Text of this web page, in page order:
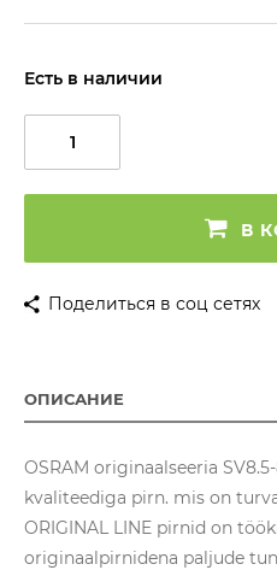
Есть в наличии
В
Поделиться в соц сетях
ОПИСАНИЕ
OSRAM originaalseeria
kvaliteediga pirn. mis on
ORIGINAL LINE pirnid on
originaalpirnidena paljude